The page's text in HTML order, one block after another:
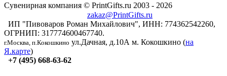
Сувенирная компания © PrintGifts.ru 2003 - 2026
zakaz@PrintGifts.ru
ИП "Пивоваров Роман Михайлович", ИНН: 774362542260,
ОГРНИП: 317774600467740.
г.Москва, п.Кокошкино ул.Дачная, д.10А м. Кокошкино (на
Я.карте)
+7 (495) 668-63-62